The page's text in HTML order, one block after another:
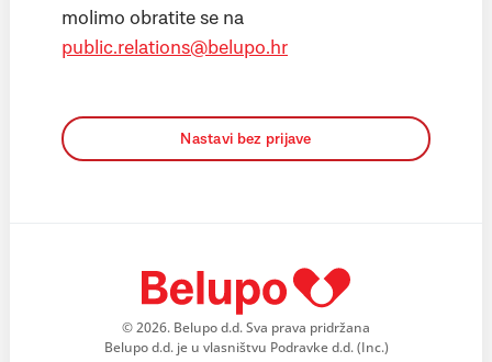
molimo obratite se na
public.relations@belupo.hr
Nastavi bez prijave
© 2026. Belupo d.d. Sva prava pridržana
Belupo d.d. je u vlasništvu Podravke d.d. (Inc.)